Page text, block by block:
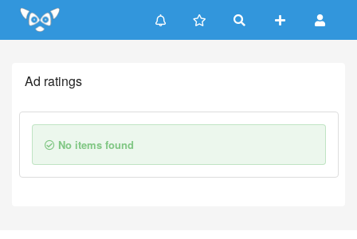
Update cookies preferences
Ad ratings
No items found